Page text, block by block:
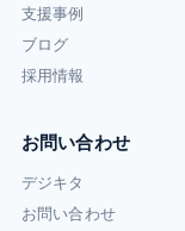
支援事例
ブログ
採用情報
お問い合わせ
デジキタ
お問い合わせ